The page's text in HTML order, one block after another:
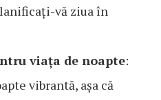
vă ziua în
viața de noapte:
vibrantă, așa că